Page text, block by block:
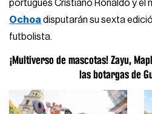
portugués Cristiano Ronaldo y el
Ochoadisputarán su sexta
futbolista.
¡Multiverso de mascotas! Zayu,
las botargas de